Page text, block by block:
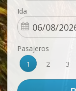
Ida
Pasajeros
1
2 3